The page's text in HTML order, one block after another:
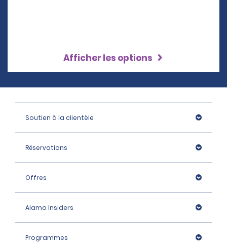
Afficher les options
Soutien à la clientèle
Réservations
Offres
Alamo Insiders
Programmes